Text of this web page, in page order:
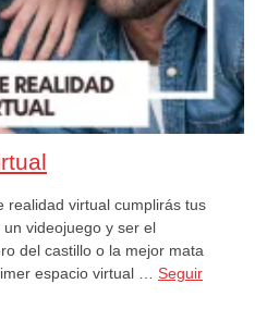
realidad virtual cumplirás tus
videojuego y ser el
del castillo o la mejor mata
espacio virtual … Seguir